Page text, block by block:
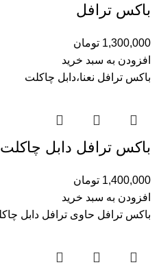
باکس ترافل
1,300,000 تومان
افزودن به سبد خرید
باکس ترافل نعنا،دابل چاکلت
باکس ترافل دابل چاکلت
1,400,000 تومان
افزودن به سبد خرید
باکس ترافل حاوی ترافل دابل